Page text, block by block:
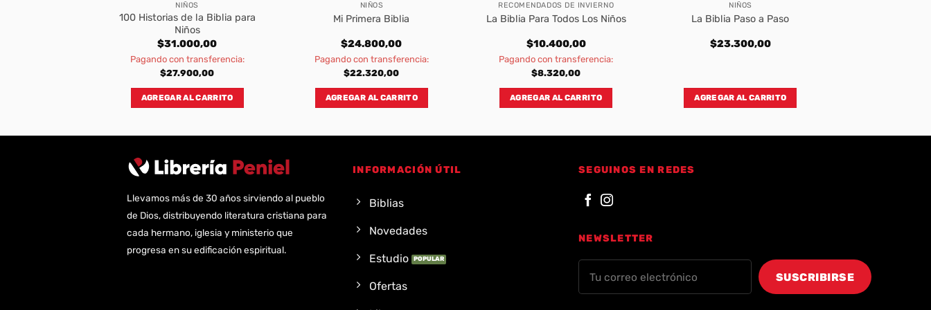
NIÑOS
100 Historias de la Biblia para
Niños
$31.000,00
Pagando con transferencia:
$27.900,00
AGREGAR AL CARRITO
NIÑOS
Mi Primera Biblia
$24.800,00
Pagando con transferencia:
$22.320,00
AGREGAR AL CARRITO
RECOMENDADOS DE INVIERNO
La Biblia Para Todos Los Niños
$10.400,00
Pagando con transferencia:
$8.320,00
AGREGAR AL CARRITO
NIÑOS
La Biblia Paso a Paso
$23.300,00
AGREGAR AL CARRITO
Llevamos más de 30 años sirviendo al pueblo
de Dios, distribuyendo literatura cristiana para
cada hermano, iglesia y ministerio que
progresa en su edificación espiritual.
INFORMACIÓN ÚTIL
Biblias
Novedades
Estudio
Ofertas
SEGUINOS EN REDES
NEWSLETTER